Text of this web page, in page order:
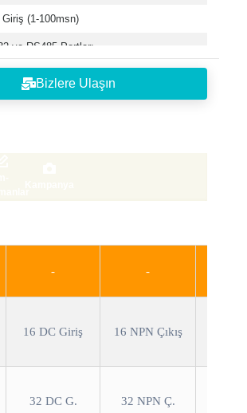
Giriş (1-100msn)
ve RS485 Portları
ASCII Haberleşme
Protokol
DeviceNet Adaptör Modülü (Genişleyebilir
Bizlere Ulaşın
- -
16 DC Giriş 16 NPN Çıkış
32 DC G. 32 NPN Ç.